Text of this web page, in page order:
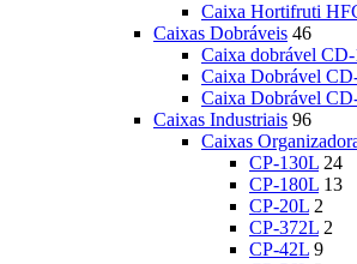
Caixa Hortifruti
Caixas Dobráveis 46
Caixa dobrável
Caixa Dobrável
Caixa Dobrável
Caixas Industriais 96
Caixas
CP-130L 24
CP-180L 13
CP-20L 2
CP-372L 2
CP-42L 9